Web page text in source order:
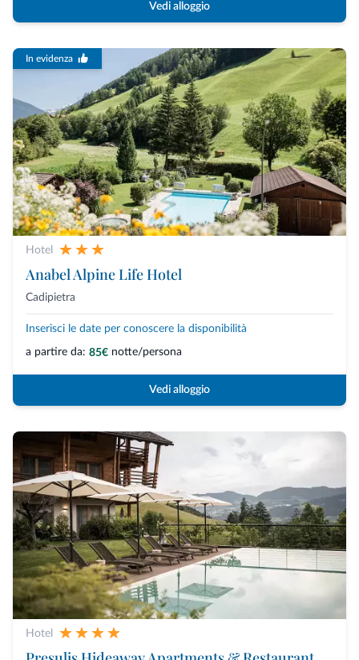
Vedi alloggio
In evidenza
Hotel
Anabel Alpine Life Hotel
Cadipietra
Inserisci le date per conoscere la disponibilità
a partire da: 85€ notte/persona
Vedi alloggio
Hotel